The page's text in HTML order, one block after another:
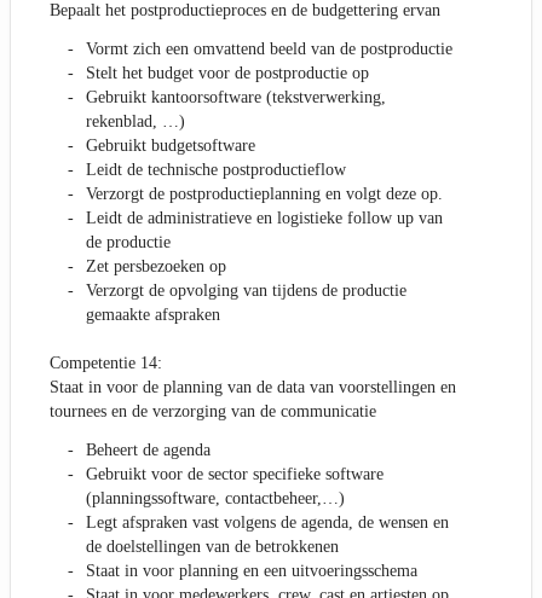
Bepaalt het postproductieproces en de budgettering ervan
Vormt zich een omvattend beeld van de postproductie
Stelt het budget voor de postproductie op
Gebruikt kantoorsoftware (tekstverwerking,
rekenblad, …)
Gebruikt budgetsoftware
Leidt de technische postproductieflow
Verzorgt de postproductieplanning en volgt deze op.
Leidt de administratieve en logistieke follow up van
de productie
Zet persbezoeken op
Verzorgt de opvolging van tijdens de productie
gemaakte afspraken
Competentie 14:
Staat in voor de planning van de data van voorstellingen en
tournees en de verzorging van de communicatie
Beheert de agenda
Gebruikt voor de sector specifieke software
(planningssoftware, contactbeheer,…)
Legt afspraken vast volgens de agenda, de wensen en
de doelstellingen van de betrokkenen
Staat in voor planning en een uitvoeringsschema